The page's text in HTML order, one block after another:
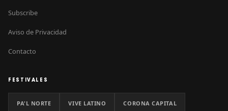
Subscribe
Aviso de Privacidad
Contacto
FESTIVALES
PA'L NORTE VIVE LATINO CORONA CAPITAL